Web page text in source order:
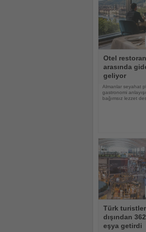
Oku
Otel
arasında
geliyor
Almanlar seyahat
gastronomi
bağımsız lezzet
Oku
Türk turistler
dışından
eşya getirdi